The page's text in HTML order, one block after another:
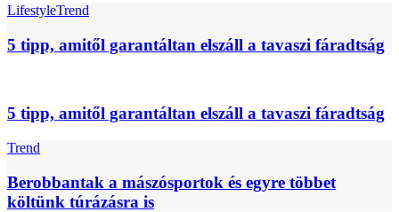
LifestyleTrend
5 tipp, amitől garantáltan elszáll a tavaszi fáradtság
5 tipp, amitől garantáltan elszáll a tavaszi fáradtság
Trend
Berobbantak a mászósportok és egyre többet
költünk túrázásra is